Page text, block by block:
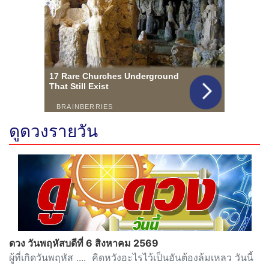
ดูดวงรายวัน
ดวง วันพฤหัสบดีที่ 6 สิงหาคม 2569
ผู้ที่เกิดวันพฤหัส .... คิดหวังอะไรไว้เป็นอันต้องล้มเหลว วันนี้